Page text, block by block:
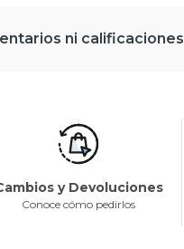
ni calificaciones
y Devoluciones
Conoce cómo pedirlos